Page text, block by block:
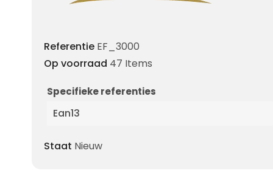
Referentie EF_3000
Op voorraad 47 Items
Specifieke referenties
Ean13
Staat Nieuw